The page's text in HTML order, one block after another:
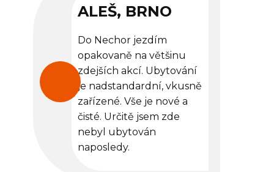
ALEŠ, BRNO
Do Nechor jezdím
opakovaně na většinu
zdejších akcí. Ubytování
je nadstandardní, vkusně
zařízené. Vše je nové a
čisté. Určitě jsem zde
nebyl ubytován
naposledy.